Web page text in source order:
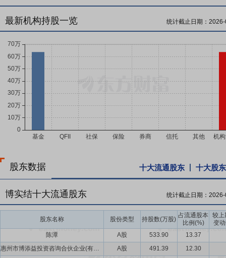
最新机构持股一览 统计截止日期：
股东数据 十大流通股东 十大股东
博实结十大流通股东 统计截止日期：
股东名称 股份类型 持股数(万股)
占流通股本
比例(%)
较上
变
陈潭
A股 533.90
13.37
惠州市博添益投资咨询合伙企业(有限合伙)
A股 491.39
12.30